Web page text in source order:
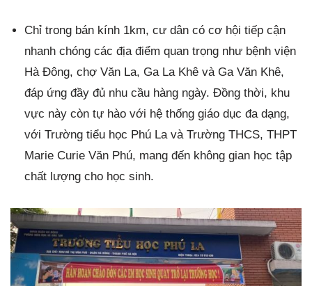
Chỉ trong bán kính 1km, cư dân có cơ hội tiếp cận
nhanh chóng các địa điểm quan trọng như bệnh viện
Hà Đông, chợ Văn La, Ga La Khê và Ga Văn Khê,
đáp ứng đầy đủ nhu cầu hàng ngày. Đồng thời, khu
vực này còn tự hào với hệ thống giáo dục đa dạng,
với Trường tiểu học Phú La và Trường THCS, THPT
Marie Curie Văn Phú, mang đến không gian học tập
chất lượng cho học sinh.